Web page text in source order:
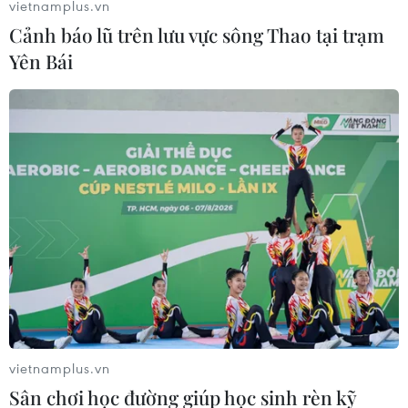
tình trạng 'xe dù, bến cóc'
Một số doanh nghiệp vận tải tỉnh Quảng Ninh đã phản
ánh về tình trạng "xe dù, bến cóc," xe kinh doanh vận
tải không đúng quy định của pháp luật trên tuyến
đường Hà Nội-Quảng Ninh.
vietnamplus.vn
Cảnh báo lũ trên lưu vực sông Thao tại trạm
Yên Bái
vietnamplus.vn
Sân chơi học đường giúp học sinh rèn kỹ